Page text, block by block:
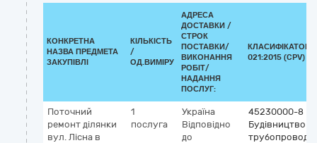
КОНКРЕТНА
НАЗВА ПРЕДМЕТА
ЗАКУПІВЛІ
КІЛЬКІСТЬ
/
ОД.ВИМІРУ
АДРЕСА
ДОСТАВКИ /
СТРОК
ПОСТАВКИ/
ВИКОНАННЯ
РОБІТ/
НАДАННЯ
ПОСЛУГ:
КЛАСИФІКАТОР
021:2015 (CPV)
Поточний
ремонт ділянки
вул. Лісна в
1
послуга
Україна
Відповідно
до
45230000-8
Будівництво